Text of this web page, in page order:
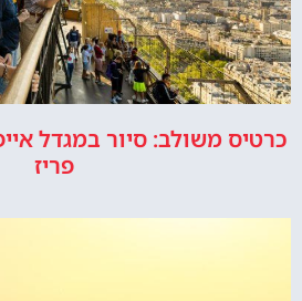
כרטיס משולב: סיור במגדל
פריז